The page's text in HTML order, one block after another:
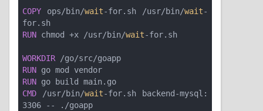
COPY ops/bin/wait-for.sh /usr/bin/wait-
RUN chmod +x /usr/bin/wait
WORKDIR
RUN
RUN
CMD /usr/bin/wait-for.sh backend-mysql: